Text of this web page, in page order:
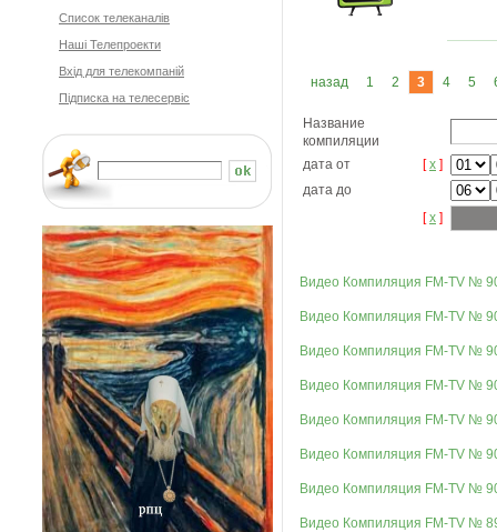
Список телеканалів
Наші Телепроекти
Вхід для телекомпаній
Підписка на телесервіс
назад 1 2 3 4 5
Название
компиляции
дата от
[x ]
дата до
[x ]
Видео Компиляция FM-TV №
Видео Компиляция FM-TV №
Видео Компиляция FM-TV №
Видео Компиляция FM-TV №
Видео Компиляция FM-TV №
Видео Компиляция FM-TV №
Видео Компиляция FM-TV №
Видео Компиляция FM-TV №